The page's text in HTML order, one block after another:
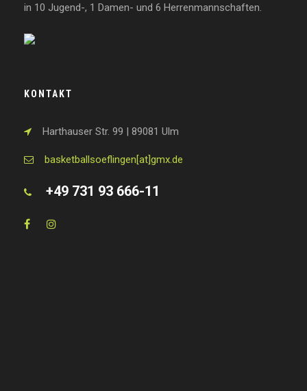
in 10 Jugend-, 1 Damen- und 6 Herrenmannschaften.
KONTAKT
Harthauser Str. 99 | 89081 Ulm
basketballsoeflingen[at]gmx.de
+49 731 93 666-11